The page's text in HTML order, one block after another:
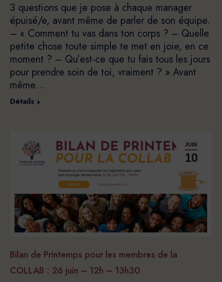
3 questions que je pose à chaque manager
épuisé/e, avant même de parler de son équipe.
– « Comment tu vas dans ton corps ? – Quelle
petite chose toute simple te met en joie, en ce
moment ? – Qu’est-ce que tu fais tous les jours
pour prendre soin de toi, vraiment ? » Avant
même…
Détails
JUIN
10
Bilan de Printemps pour les membres de la
COLLAB : 26 juin – 12h – 13h30